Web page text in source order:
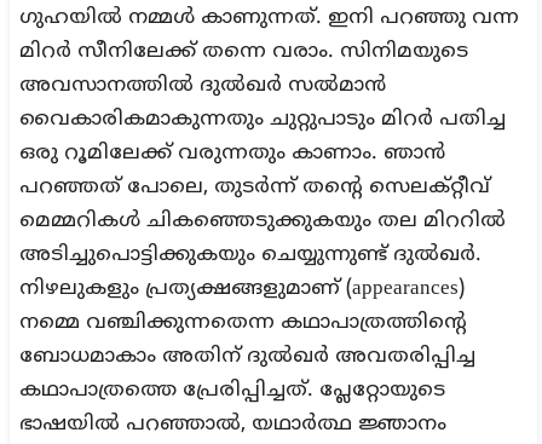
ഗുഹയിൽ നമ്മൾ കാണുന്നത്. ഇനി പറഞ്ഞു വന്ന
മിറർ സീനിലേക്ക് തന്നെ വരാം. സിനിമയുടെ
അവസാനത്തിൽ ദുൽഖർ സൽമാൻ
വൈകാരികമാകുന്നതും ചുറ്റുപാടും മിറർ പതിച്ച
ഒരു റൂമിലേക്ക് വരുന്നതും കാണാം. ഞാൻ
പറഞ്ഞത് പോലെ, തുടർന്ന് തന്റെ സെലക്റ്റീവ്
മെമ്മറികൾ ചികഞ്ഞെടുക്കുകയും തല മിററിൽ
അടിച്ചുപൊട്ടിക്കുകയും ചെയ്യുന്നുണ്ട് ദുൽഖർ.
നിഴലുകളും പ്രത്യക്ഷങ്ങളുമാണ് (appearances)
നമ്മെ വഞ്ചിക്കുന്നതെന്ന കഥാപാത്രത്തിന്റെ
ബോധമാകാം അതിന് ദുൽഖർ അവതരിപ്പിച്ച
കഥാപാത്രത്തെ പ്രേരിപ്പിച്ചത്. പ്ലേറ്റോയുടെ
ഭാഷയിൽ പറഞ്ഞാൽ, യഥാർത്ഥ ജ്ഞാനം